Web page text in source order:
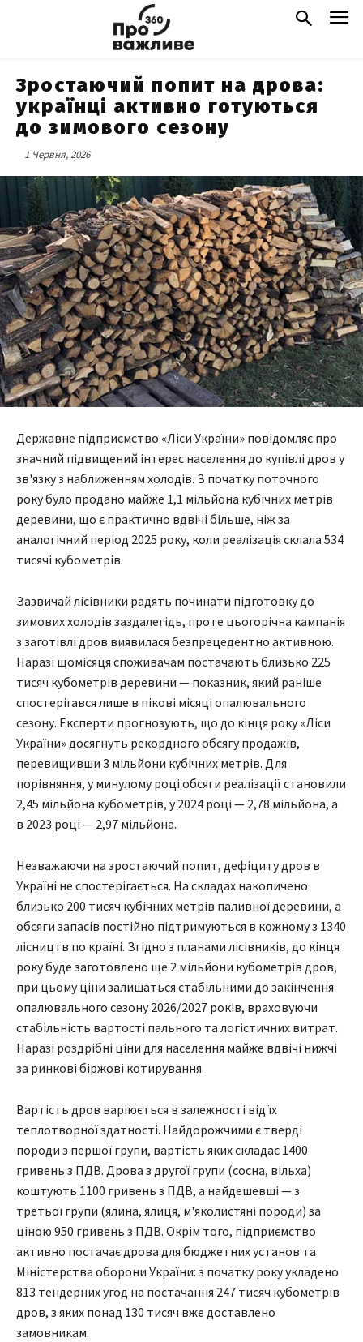
Зростаючий попит на дрова:
українці активно готуються
до зимового сезону
1 Червня, 2026
Державне підприємство «Ліси України» повідомляє про
значний підвищений інтерес населення до купівлі дров у
зв'язку з наближенням холодів. З початку поточного
року було продано майже 1,1 мільйона кубічних метрів
деревини, що є практично вдвічі більше, ніж за
аналогічний період 2025 року, коли реалізація склала 534
тисячі кубометрів.
Зазвичай лісівники радять починати підготовку до
зимових холодів заздалегідь, проте цьогорічна кампанія
з заготівлі дров виявилася безпрецедентно активною.
Наразі щомісяця споживачам постачають близько 225
тисяч кубометрів деревини — показник, який раніше
спостерігався лише в пікові місяці опалювального
сезону. Експерти прогнозують, що до кінця року «Ліси
України» досягнуть рекордного обсягу продажів,
перевищивши 3 мільйони кубічних метрів. Для
порівняння, у минулому році обсяги реалізації становили
2,45 мільйона кубометрів, у 2024 році — 2,78 мільйона, а
в 2023 році — 2,97 мільйона.
Незважаючи на зростаючий попит, дефіциту дров в
Україні не спостерігається. На складах накопичено
близько 200 тисяч кубічних метрів паливної деревини, а
обсяги запасів постійно підтримуються в кожному з 1340
лісництв по країні. Згідно з планами лісівників, до кінця
року буде заготовлено ще 2 мільйони кубометрів дров,
при цьому ціни залишаться стабільними до закінчення
опалювального сезону 2026/2027 років, враховуючи
стабільність вартості пального та логістичних витрат.
Наразі роздрібні ціни для населення майже вдвічі нижчі
за ринкові біржові котирування.
Вартість дров варіюється в залежності від їх
теплотворної здатності. Найдорожчими є тверді
породи з першої групи, вартість яких складає 1400
гривень з ПДВ. Дрова з другої групи (сосна, вільха)
коштують 1100 гривень з ПДВ, а найдешевші — з
третьої групи (ялина, ялиця, м'яколистяні породи) за
ціною 950 гривень з ПДВ. Окрім того, підприємство
активно постачає дрова для бюджетних установ та
Міністерства оборони України: з початку року укладено
813 тендерних угод на постачання 247 тисяч кубометрів
дров, з яких понад 130 тисяч вже доставлено
замовникам.